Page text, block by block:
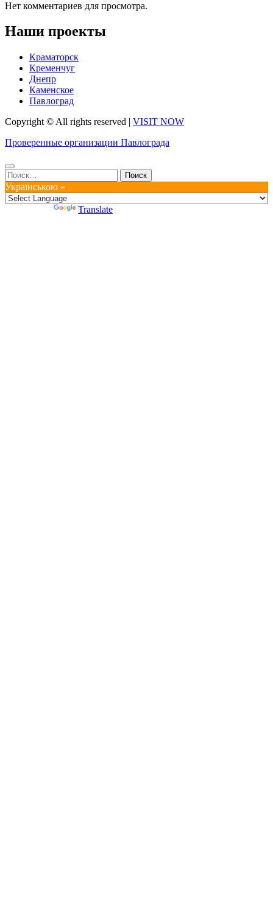
Нет комментариев для просмотра.
Наши проекты
Краматорск
Кременчуг
Днепр
Каменское
Павлоград
Copyright © All rights reserved | VISIT NOW
Проверенные организации Павлограда
Найти:
Українською »
Translate